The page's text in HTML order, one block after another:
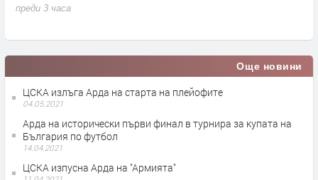
преди 3 часа
Още новини
ЦСКА излъга Арда на старта на плейофите
04.05.2021
Арда на исторически първи финал в турнира за купата на
България по футбол
14.04.2021
ЦСКА изпусна Арда на "Армията"